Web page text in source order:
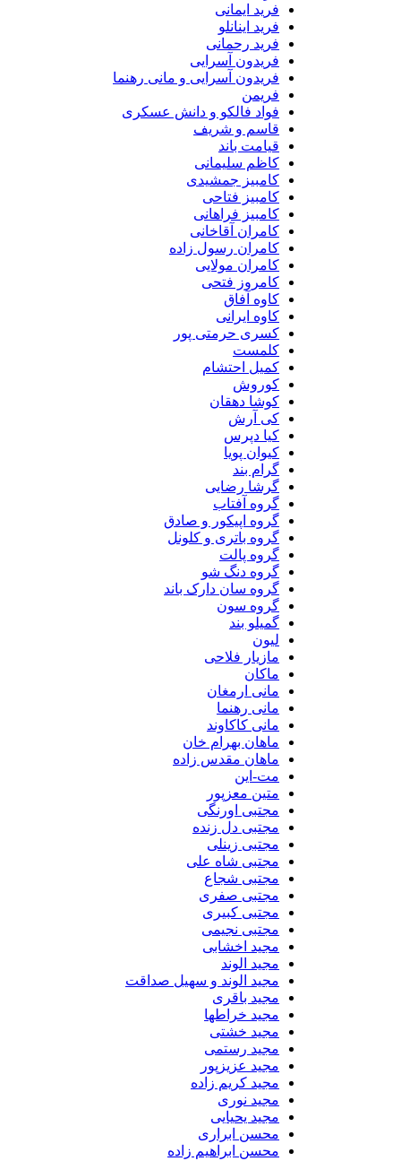
فرید ایمانی
فرید اینانلو
فرید رحمانی
فریدون آسرایی
فریدون آسرایی و مانی رهنما
فواد فالکو و دانش عسکری
قاسم و شریف
قیامت باند
کاظم سلیمانی
کامبیز جمشیدی
کامبیز فتاحی
کامبیز فراهانی
کامران آقاخانی
کامران رسول زاده
کامران مولایی
کامروز فتحی
کاوه آفاق
کاوه ایرانی
کسری حرمتی پور
کلمست
کمیل احتشام
کوروش
کوشا دهقان
کی آرش
کیا دپرس
کیوان پویا
گرام بند
گرشا رضایی
گروه آفتاب
گروه اپیکور و صادق
گروه باتری و کلونل
گروه پالت
گروه دنگ شو
گروه سان دارک باند
گروه سون
گمیلو بند
مازیار فلاحی
مانی ارمغان
مانی رهنما
مانی کاکاوند
ماهان بهرام خان
ماهان مقدس زاده
مت-این
متین معزپور
مجتبی اورنگی
مجتبی دل زنده
مجتبی زینلی
مجتبی شاه علی
مجتبی شجاع
مجتبی صفری
مجتبی کبیری
مجتبی نجیمی
مجید اخشابی
مجید الوند‎
مجید الوند و سهیل صداقت
مجید باقری
مجید خراطها
مجید خشتی
مجید رستمی
مجید عزیزپور
مجید کریم زاده
مجید نوری
مجید یحیایی
محسن ابراری
محسن ابراهیم زاده